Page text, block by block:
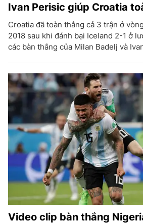
Ivan Perisic giúp Croatia
Croatia đã toàn thắng cả 3 trận ở
2018 sau khi đánh bại Iceland 2-1 ở
các bàn thắng của Milan Badelj và
Video clip bàn thắng